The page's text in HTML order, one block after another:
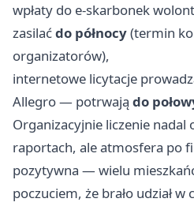
wpłaty do e-skarbonek
zasilaćdo północy(termin
organizatorów),
internetowe licytacje
Allegro — potrwają do
Organizacyjnie liczenie nadal
raportach, ale atmosfera po
pozytywna — wielu
poczuciem, że brało udział